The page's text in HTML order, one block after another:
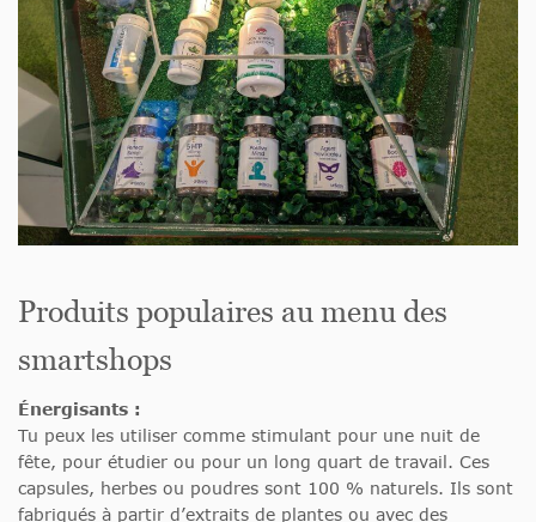
Produits populaires au menu des
smartshops
Énergisants :
Tu peux les utiliser comme stimulant pour une nuit de
fête, pour étudier ou pour un long quart de travail. Ces
capsules, herbes ou poudres sont 100 % naturels. Ils sont
fabriqués à partir d’extraits de plantes ou avec des